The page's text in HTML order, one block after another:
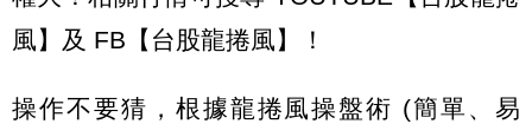
風】及 FB【台股龍捲風】！
操作不要猜，根據龍捲風操盤術 (簡單、易